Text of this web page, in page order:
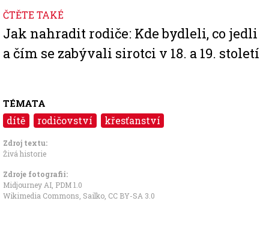
ČTĚTE TAKÉ
Jak nahradit rodiče: Kde bydleli, co jedli
a čím se zabývali sirotci v 18. a 19. století
TÉMATA
dítě rodičovství křesťanství
Zdroj textu:
Živá historie
Zdroje fotografii:
Midjourney AI, PDM 1.0
Wikimedia Commons, Sailko CC BY-SA 3.0